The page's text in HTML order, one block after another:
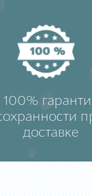
100%
доставке